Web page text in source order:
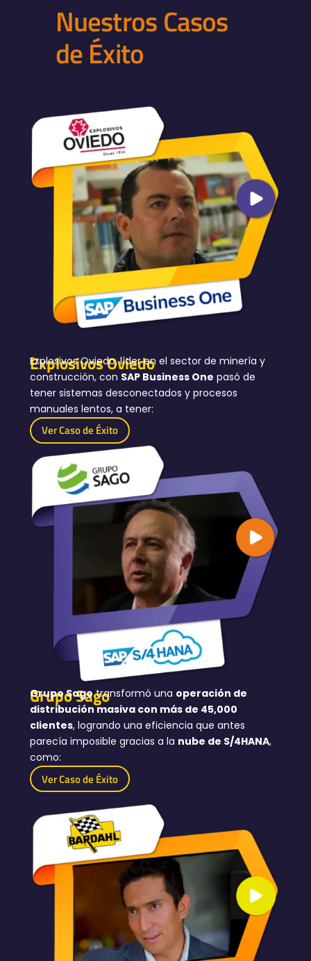
Nuestros Casos
de Éxito
Explosivos Oviedo
Explosivos Oviedo, líder en el sector de minería y
construcción, con SAP Business One pasó de
tener sistemas desconectados y procesos
manuales lentos, a tener:
Ver Caso de Éxito
Grupo Sago
Grupo Sagotransformó una operación de
distribución masiva con más de 45,000
clientes, logrando una eficiencia que antes
parecía imposible gracias a la nube de S/4HANA,
como:
Ver Caso de Éxito